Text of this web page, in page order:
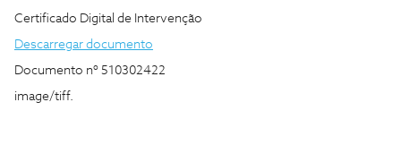
Certificado Digital de Intervenção
Descarregar documento
Documento nº 510302422
image/tiff.